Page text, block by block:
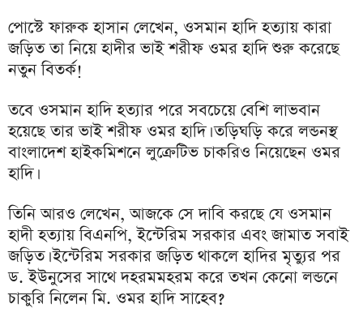
পোস্টে ফারুক হাসান লেখেন, ওসমান হাদি হত্যায় কারা
জড়িত তা নিয়ে হাদীর ভাই শরীফ ওমর হাদি শুরু করেছে
নতুন বিতর্ক!
তবে ওসমান হাদি হত্যার পরে সবচেয়ে বেশি লাভবান
হয়েছে তার ভাই শরীফ ওমর হাদি। তড়িঘড়ি করে লন্ডনস্থ
বাংলাদেশ হাইকমিশনে লুক্রেটিভ চাকরিও নিয়েছেন ওমর
হাদি।
তিনি আরও লেখেন, আজকে সে দাবি করছে যে ওসমান
হাদী হত্যায় বিএনপি, ইন্টেরিম সরকার এবং জামাত সবাই
জড়িত। ইন্টেরিম সরকার জড়িত থাকলে হাদির মৃত্যুর পর
ড. ইউনুসের সাথে দহরমমহরম করে তখন কেনো লন্ডনে
চাকুরি নিলেন মি. ওমর হাদি সাহেব?